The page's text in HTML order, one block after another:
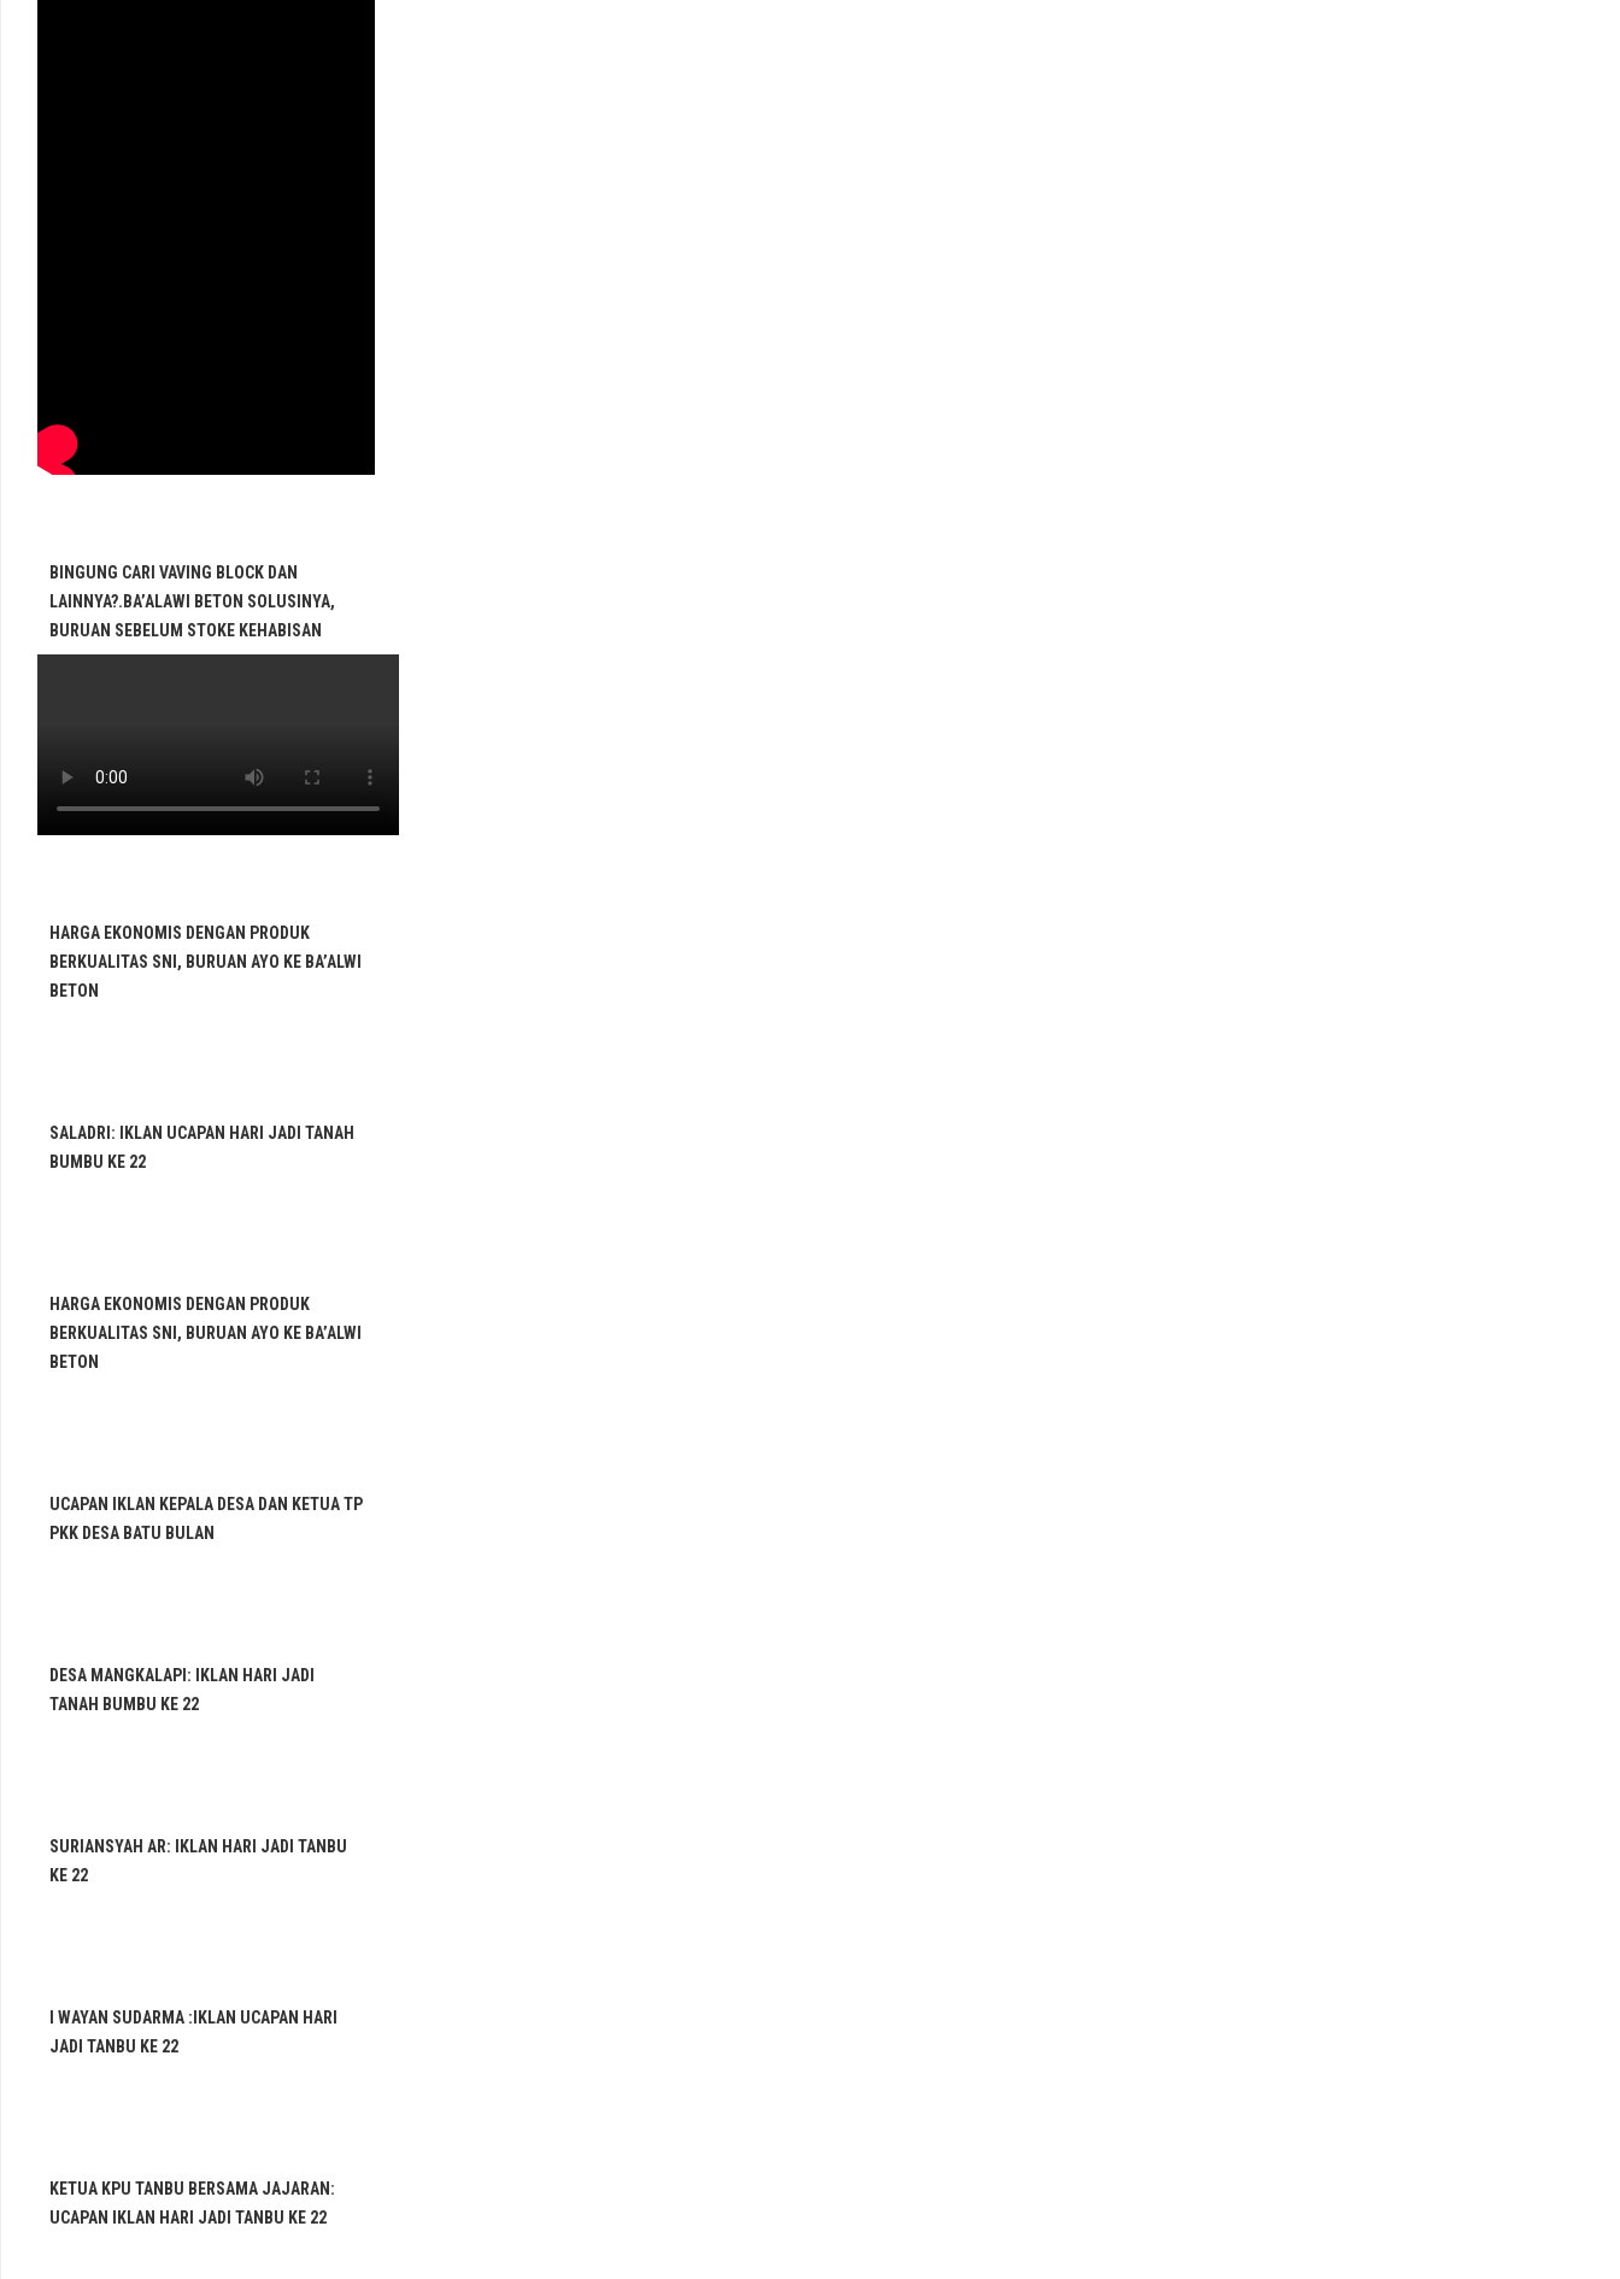
BINGUNG CARI VAVING BLOCK DAN
LAINNYA?.BA’ALAWI BETON SOLUSINYA,
BURUAN SEBELUM STOKE KEHABISAN
HARGA EKONOMIS DENGAN PRODUK
BERKUALITAS SNI, BURUAN AYO KE BA’ALWI
BETON
SALADRI: IKLAN UCAPAN HARI JADI TANAH
BUMBU KE 22
HARGA EKONOMIS DENGAN PRODUK
BERKUALITAS SNI, BURUAN AYO KE BA’ALWI
BETON
UCAPAN IKLAN KEPALA DESA DAN KETUA TP
PKK DESA BATU BULAN
DESA MANGKALAPI: IKLAN HARI JADI
TANAH BUMBU KE 22
SURIANSYAH AR: IKLAN HARI JADI TANBU
KE 22
I WAYAN SUDARMA :IKLAN UCAPAN HARI
JADI TANBU KE 22
KETUA KPU TANBU BERSAMA JAJARAN:
UCAPAN IKLAN HARI JADI TANBU KE 22